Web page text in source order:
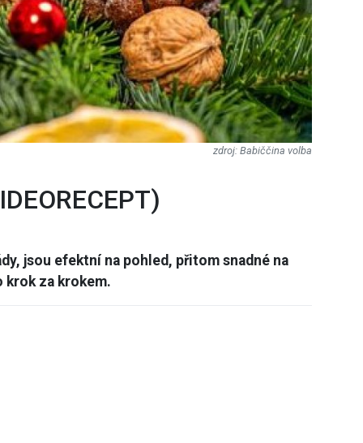
Babiččina volba
jsou efektní na pohled, přitom snadné na
krok za krokem.